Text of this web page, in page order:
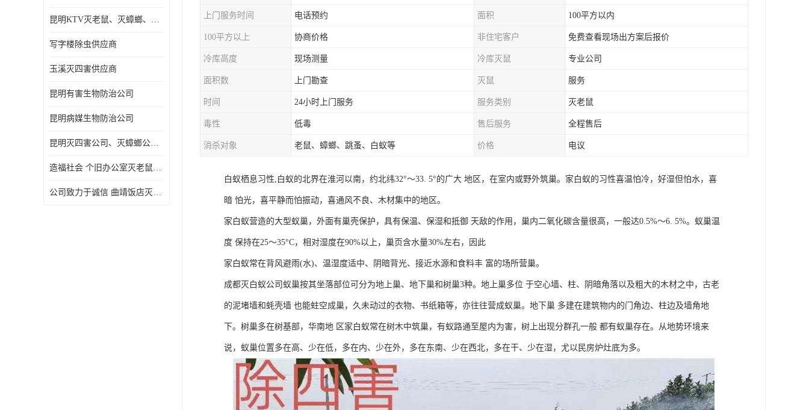
昆明KTV灭老鼠、灭蟑螂、病媒生物防治
写字楼除虫供应商
玉溪灭四害供应商
昆明有害生物防治公司
昆明病媒生物防治公司
昆明灭四害公司、灭蟑螂公司、灭臭虫公司、灭蚂蚁公司
造福社会 个旧办公室灭老鼠价格
公司致力于诚信 曲靖饭店灭老鼠
上门服务时间 电话预约 面积 100平方以内
100平方以上 协商价格 非住宅客户 免费查看现场出方案后报价
冷库高度 现场测量 冷库灭鼠 专业公司
面积数 上门勘查 灭鼠 服务
时间 24小时上门服务 服务类别 灭老鼠
毒性 低毒 售后服务 全程售后
消杀对象 老鼠、蟑螂、跳蚤、白蚁等 价格 电议
白蚁栖息习性,白蚁的北界在淮河以南，约北纬32°～33. 5°的广大 地区，在室内或野外筑巢。家白蚁的习性喜温怕冷，好湿但怕水，喜
暗 怕光，喜平静而怕振动，喜通风不良、木材集中的地区。
家白蚁营造的大型蚁巢，外面有巢壳保护，具有保温、保湿和抵御 天敌的作用，巢内二氧化碳含量很高，一般达0.5%～6. 5%。蚁巢温
度 保持在25～35°C，相对湿度在90%以上，巢页含水量30%左右，因此
家白蚁常在背风避雨(水)、温湿度适中、阴暗背光、接近水源和食料丰 富的场所营巢。
成都灭白蚁公司蚁巢按其坐落部位可分为地上巢、地下巢和树巢3种。地上巢多位 于空心墙、柱、阴暗角落以及粗大的木材之中，古老
的泥堵墙和蚝壳墙 也能蛀空成巢，久未动过的衣物、书纸箱等，亦往往营成蚁巢。地下巢 多建在建筑物内的门角边、柱边及墙角地
下。树巢多在树基部，华南地 区家白蚁常在树木中筑巢，有蚁路通至屋内为害，树上出现分群孔一般 都有蚁巢存在。从地势环境来
说，蚁巢位置多在高、少在低，多在内、少在外，多在东南、少在西北，多在干、少在湿，尤以民房炉灶底为多。